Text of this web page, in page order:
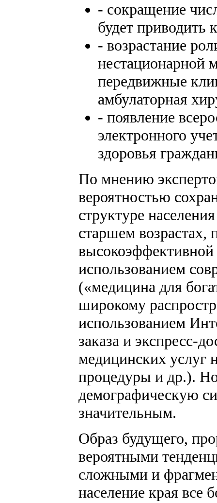
- сокращение
будет
- возрастание
нестационарной
передвижные
амбулаторная
- появление
электронного
здоровья
По мнению
вероятностью
структуре
старшем возрастах,
использованием
(«медицина для
широкому
использованием
заказа и экспресс-
медицинских услуг
процедуры и др.).
демографическую
значительным.
Образ будущего,
вероятными
сложными и
население края все